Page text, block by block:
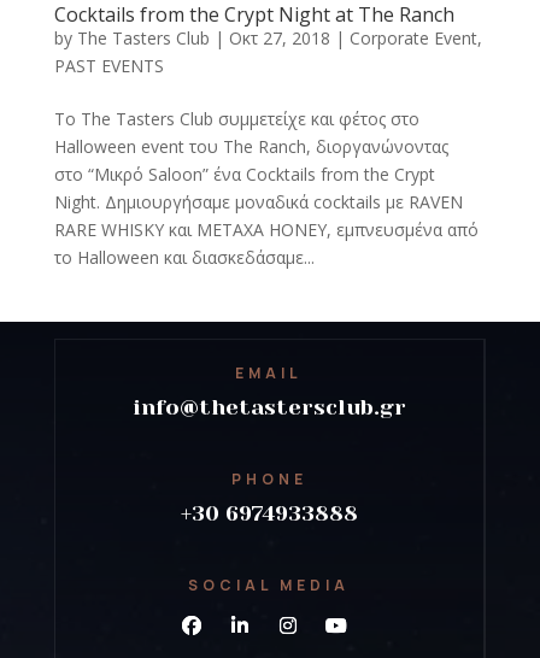
Cocktails from the Crypt Night at The Ranch
by The Tasters Club | Οκτ 27, 2018 | Corporate Event,
PAST EVENTS
Tο The Tasters Club συμμετείχε και φέτος στο
Halloween event του The Ranch, διοργανώνοντας
στο “Μικρό Saloon” ένα Cocktails from the Crypt
Night. Δημιουργήσαμε μοναδικά cocktails με RAVEN
RARE WHISKY και METAXA HONEY, εμπνευσμένα από
το Halloween και διασκεδάσαμε...
EMAIL
info@thetastersclub.gr
PHONE
+30 6974933888
SOCIAL MEDIA